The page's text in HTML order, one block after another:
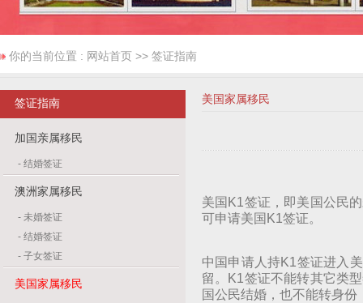
你的当前位置 : 网站首页 >> 签证指南
签证指南
加国亲属移民
- 结婚签证
澳洲家属移民
- 未婚签证
- 结婚签证
- 子女签证
美国家属移民
美国家属移民
美国K1签证，即美国公民
可申请美国K1签证。
中国申请人持K1签证进入
留。K1签证不能转其它类
国公民结婚，也不能转身